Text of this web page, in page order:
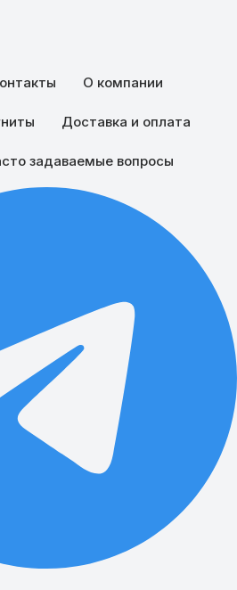
О компании
Доставка и оплата
задаваемые вопросы